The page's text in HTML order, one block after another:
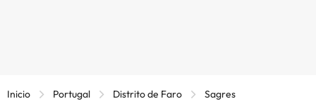
Inicio Portugal Distrito de Faro Sagres